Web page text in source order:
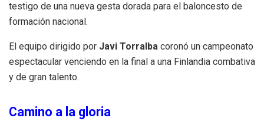
testigo de una nueva gesta dorada para el baloncesto de
formación nacional.
El equipo dirigido por Javi Torralba coronó un campeonato
espectacular venciendo en la final a una Finlandia combativa
y de gran talento.
Camino a la gloria